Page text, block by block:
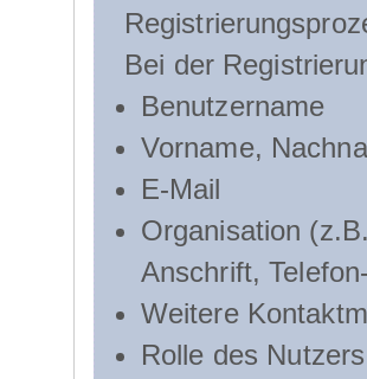
Bei der
Benutzername
Vorname,
E-Mail
Organisation
Anschrift,
Weitere
Rolle des